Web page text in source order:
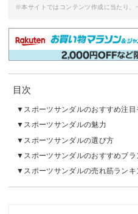
※本サイトではコンテンツ作成に当たり、
目次
スポーツサンダルのおすすめ注目
スポーツサンダルの魅力
スポーツサンダルの選び方
スポーツサンダルのおすすめブラ
スポーツサンダルの売れ筋ランキ